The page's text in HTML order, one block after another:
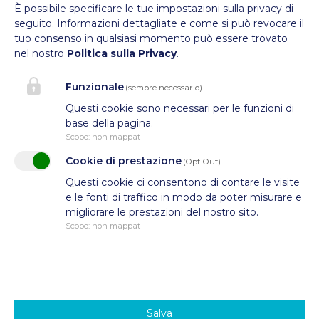
0471 272690
P.IVA: IT01337640211
C.F.: 94010650219
È possibile specificare le tue impostazioni sulla privacy di
seguito. Informazioni dettagliate e come si può revocare il
tuo consenso in qualsiasi momento può essere trovato
nel nostro Politica sulla Privacy.
Funzionale (sempre necessario)
Questi cookie sono necessari per le funzioni di
base della pagina.
Scopo: non mappat
Cookie di prestazione (Opt-Out)
Questi cookie ci consentono di contare le visite
e le fonti di traffico in modo da poter misurare e
migliorare le prestazioni del nostro sito.
Scopo: non mappat
Salva